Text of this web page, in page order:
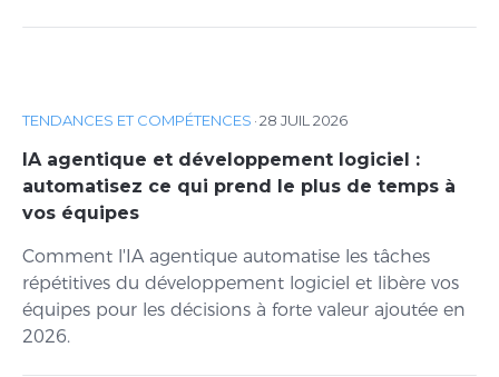
TENDANCES ET COMPÉTENCES ·28 JUIL 2026
IA agentique et développement logiciel :
automatisez ce qui prend le plus de temps à
vos équipes
Comment l'IA agentique automatise les tâches
répétitives du développement logiciel et libère vos
équipes pour les décisions à forte valeur ajoutée en
2026.